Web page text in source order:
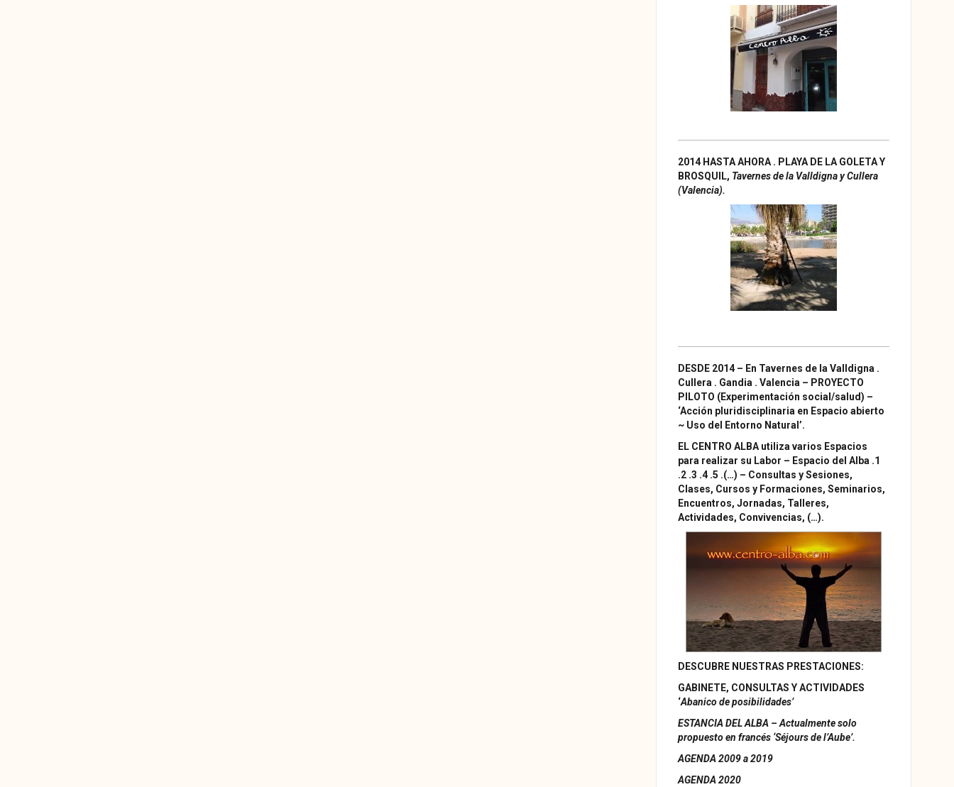
2014 HASTA AHORA . PLAYA DE LA GOLETA Y
BROSQUIL, Tavernes de la Valldigna y Cullera
(Valencia).
DESDE 2014 – En Tavernes de la Valldigna .
Cullera . Gandia . Valencia – PROYECTO
PILOTO (Experimentación social/salud) –
‘Acción pluridisciplinaria en Espacio abierto
~ Uso del Entorno Natural’.
EL CENTRO ALBA utiliza varios Espacios
para realizar su Labor – Espacio del Alba .1
.2 .3 .4 .5 .(…) – Consultas y Sesiones,
Clases, Cursos y Formaciones, Seminarios,
Encuentros, Jornadas, Talleres,
Actividades, Convivencias, (…).
DESCUBRE NUESTRAS PRESTACIONES:
GABINETE, CONSULTAS Y ACTIVIDADES
‘Abanico de posibilidades’
ESTANCIA DEL ALBA – Actualmente solo
propuesto en francés ‘Séjours de l’Aube’.
AGENDA 2009 a 2019
AGENDA 2020